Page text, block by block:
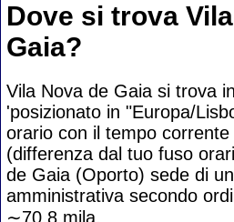
Dove si trova
Gaia?
Vila Nova de Gaia si trova in
'posizionato in "Europa/
orario con il tempo
(differenza dal tuo fuso
de Gaia (Oporto) sede di
amministrativa secondo
∼70.8 mila.